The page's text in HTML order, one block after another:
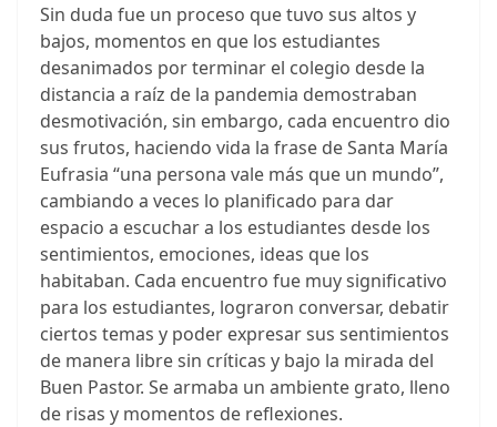
Sin duda fue un proceso que tuvo sus altos y
bajos, momentos en que los estudiantes
desanimados por terminar el colegio desde la
distancia a raíz de la pandemia demostraban
desmotivación, sin embargo, cada encuentro dio
sus frutos, haciendo vida la frase de Santa María
Eufrasia “una persona vale más que un mundo”,
cambiando a veces lo planificado para dar
espacio a escuchar a los estudiantes desde los
sentimientos, emociones, ideas que los
habitaban. Cada encuentro fue muy significativo
para los estudiantes, lograron conversar, debatir
ciertos temas y poder expresar sus sentimientos
de manera libre sin críticas y bajo la mirada del
Buen Pastor. Se armaba un ambiente grato, lleno
de risas y momentos de reflexiones.